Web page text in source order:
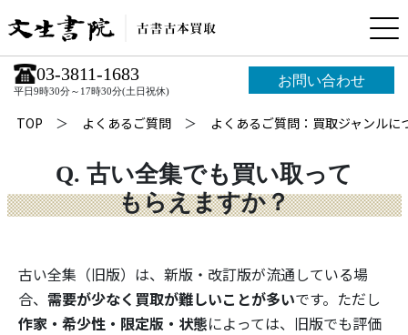
03-3811-1683
平日9時30分～17時30分(土日祝休)
お問い合わせ
TOP よくあるご質問 よくあるご質問：買取ジャンルに
Q. 古い全集でも買い取って
もらえますか？
古い全集（旧版）は、新版・改訂版が流通している場
合、 需要が少なく買取が難しいことが多いです。ただし
作家・希少性・限定版・状態によっては、旧版でも評価